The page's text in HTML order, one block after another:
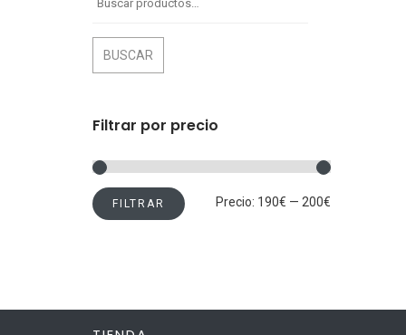
BUSCAR
Filtrar por precio
Precio
Precio
FILTRAR Precio: 190€ — 200€